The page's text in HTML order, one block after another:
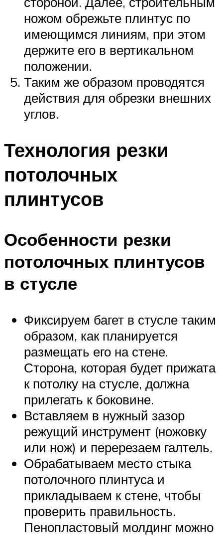
ножом обрежьте плинтус по
имеющимся линиям, при этом
держите его в вертикальном
положении.
Таким же образом проводятся
действия для обрезки внешних
углов.
Технология резки
потолочных
плинтусов
Особенности резки
потолочных плинтусов
в стусле
Фиксируем багет в стусле таким
образом, как планируется
размещать его на стене.
Сторона, которая будет прижата
к потолку на стусле, должна
прилегать к боковине.
Вставляем в нужный зазор
режущий инструмент (ножовку
или нож) и перерезаем галтель.
Обрабатываем место стыка
потолочного плинтуса и
прикладываем к стене, чтобы
проверить правильность.
Пенопластовый молдинг можно